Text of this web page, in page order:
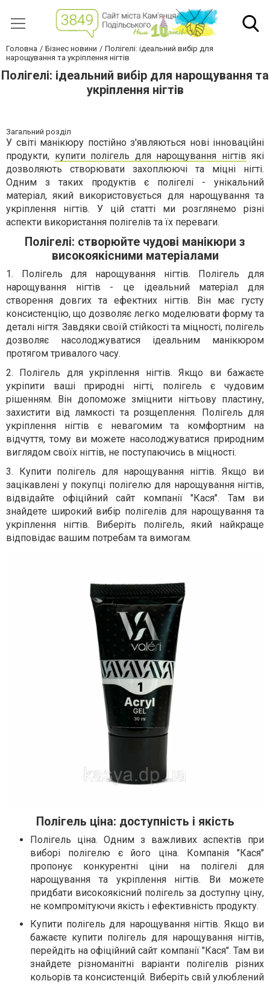
Головна Бізнес новини
Полігелі: ідеальний вибір для
нарощування та укріплення нігтів
Полігелі: ідеальний вибір для нарощування та
укріплення нігтів
Загальний розділ
У світі манікюру постійно з'являються нові інноваційні
продукти, купити полігель для нарощування нігтів які
дозволяють створювати захоплюючі та міцні нігті.
Одним з таких продуктів є полігелі - унікальний
матеріал, який використовується для нарощування та
укріплення нігтів. У цій статті ми розглянемо різні
аспекти використання полігелів та їх переваги.
Полігелі: створюйте чудові манікюри з
високоякісними матеріалами
1. Полігель для нарощування нігтів. Полігель для
нарощування нігтів - це ідеальний матеріал для
створення довгих та ефектних нігтів. Він має густу
консистенцію, що дозволяє легко моделювати форму та
деталі нігтя. Завдяки своїй стійкості та міцності, полігель
дозволяє насолоджуватися ідеальним манікюром
протягом тривалого часу.
2. Полігель для укріплення нігтів. Якщо ви бажаєте
укріпити ваші природні нігті, полігель є чудовим
рішенням. Він допоможе зміцнити нігтьову пластину,
захистити від ламкості та розщеплення. Полігель для
укріплення нігтів є невагомим та комфортним на
відчуття, тому ви можете насолоджуватися природним
виглядом своїх нігтів, не поступаючись в міцності.
3. Купити полігель для нарощування нігтів. Якщо ви
зацікавлені у покупці полігелю для нарощування нігтів,
відвідайте офіційний сайт компанії "Кася". Там ви
знайдете широкий вибір полігелів для нарощування та
укріплення нігтів. Виберіть полігель, який найкраще
відповідає вашим потребам та вимогам.
Полігель ціна: доступність і якість
Полігель ціна. Одним з важливих аспектів при
виборі полігелю є його ціна. Компанія "Кася"
пропонує конкурентні ціни на полігелі для
нарощування та укріплення нігтів. Ви можете
придбати високоякісний полігель за доступну ціну,
не компромітуючи якість і ефективність продукту.
Купити полігель для нарощування нігтів. Якщо ви
бажаєте купити полігель для нарощування нігтів,
перейдіть на офіційний сайт компанії "Кася". Там ви
знайдете різноманітні варіанти полігелів різних
кольорів та консистенцій. Виберіть свій улюблений